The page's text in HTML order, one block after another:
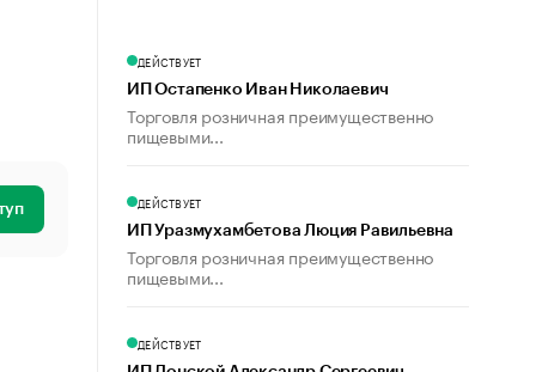
ДЕЙСТВУЕТ
ИП Остапенко Иван Николаевич
Торговля розничная преимущественно
пищевыми...
ДЕЙСТВУЕТ
ИП Уразмухамбетова Люция Равильевна
Торговля розничная преимущественно
пищевыми...
ДЕЙСТВУЕТ